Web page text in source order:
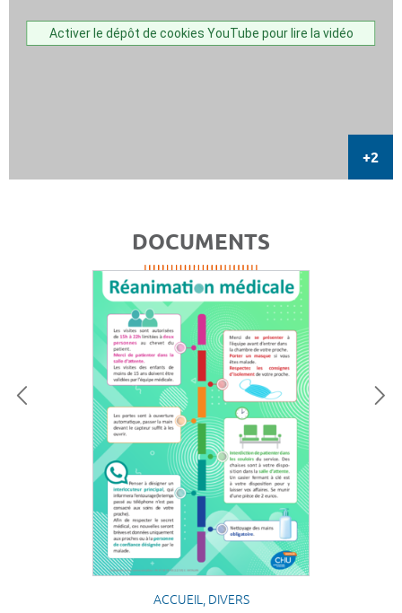
Activer le dépôt de cookies YouTube pour lire la vidéo
DOCUMENTS
ACCUEIL, DIVERS